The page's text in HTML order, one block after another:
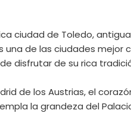
ciudad de Toledo,
una de las ciudades
disfrutar de su rica
de los Austrias, el
la grandeza del